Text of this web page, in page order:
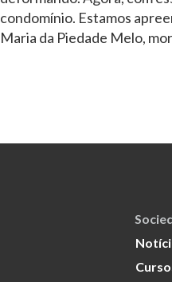
condomínio. Estamos
Maria da Piedade Melo,